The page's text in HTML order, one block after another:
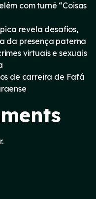
com turnê “Coisas
revela desafios,
da presença paterna
virtuais e sexuais
de carreira de Fafá